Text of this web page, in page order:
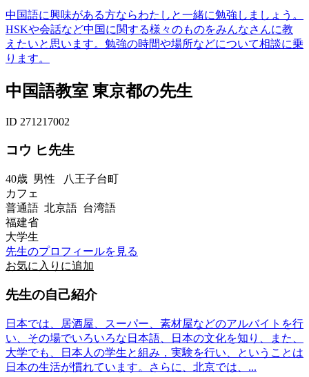
中国語に興味がある方ならわたしと一緒に勉強しましょう。
HSKや会話など中国に関する様々のものをみんなさんに教
えたいと思います。勉強の時間や場所などについて相談に乗
ります。
中国語教室 東京都の先生
ID 271217002
コウ ヒ先生
40歳 男性 八王子台町
カフェ
普通語 北京語 台湾語
福建省
大学生
先生のプロフィールを見る
お気に入りに追加
先生の自己紹介
日本では、居酒屋、スーパー、素材屋などのアルバイトを行
い、その場でいろいろな日本語、日本の文化を知り、また、
大学でも、日本人の学生と組み，実験を行い、ということは
日本の生活が慣れています。さらに、北京では、...